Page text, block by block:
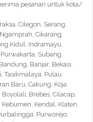
pesanan untuk kota/
Cilegon, Serang,
Cikarang,
Kidul, Indramayu,
Subang,
Banjar, Bekasi,
Tasikmalaya, Pulau
Baru, Cakung, Koja,
Brebes, Cilacap,
Kendal, Klaten,
Purworejo,